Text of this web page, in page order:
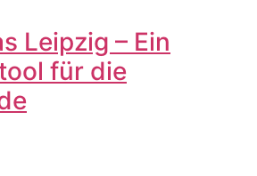
Leipzig – Ein
für die